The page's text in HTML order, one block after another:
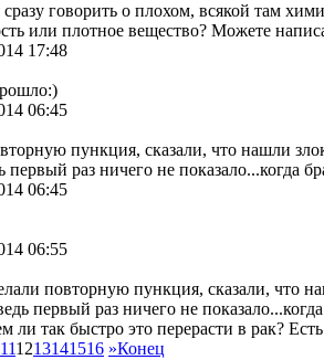
говорить о плохом, всякой там
или плотное вещество? Можете
17:48
06:45
пункция, сказали, что нашли
раз ничего не показало...когда
06:45
06:55
повторную пункция, сказали, что
первый раз ничего не
ли так быстро это перерасти в рак?
111213141516 »Конец